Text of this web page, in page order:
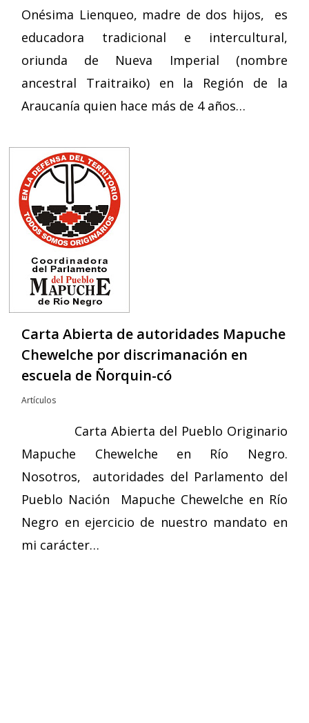
Onésima Lienqueo, madre de dos hijos, es
educadora tradicional e intercultural,
oriunda de Nueva Imperial (nombre
ancestral Traitraiko) en la Región de la
Araucanía quien hace más de 4 años…
Carta Abierta de autoridades Mapuche
Chewelche por discrimanación en
escuela de Ñorquin-có
Artículos
Carta Abierta del Pueblo Originario
Mapuche Chewelche en Río Negro.
Nosotros, autoridades del Parlamento del
Pueblo Nación Mapuche Chewelche en Río
Negro en ejercicio de nuestro mandato en
mi carácter…